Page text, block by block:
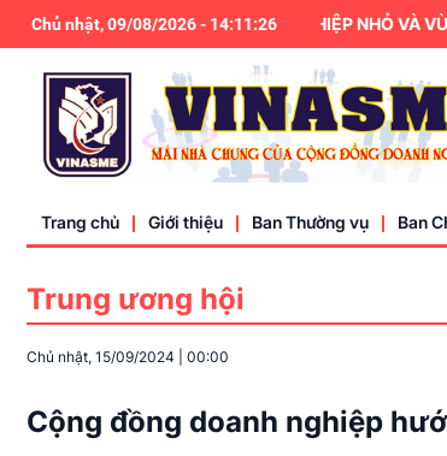
Chủ nhật, 09/08/2026- 14:11:27
HIỆP HỘI DOANH NGHIỆP NHỎ VÀ VỪA
Trang chủ Giới thiệu
Điều lệ
Liên hệ
Ban Thường vụ Ban
Trung ương hội
Chủ nhật, 15/09/2024 00:00
Cộng đồng doanh nghiệp